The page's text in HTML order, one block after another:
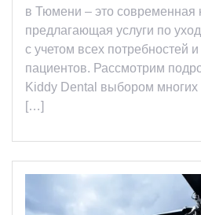
в Тюмени – это современная
предлагающая услуги по
с учетом всех потребностей
пациентов. Рассмотрим
Kiddy Dental выбором многих
[…]